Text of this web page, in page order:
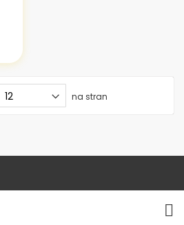
na stran